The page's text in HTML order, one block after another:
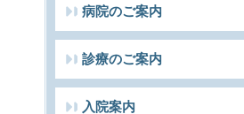
病院のご案内
診療のご案内
入院案内